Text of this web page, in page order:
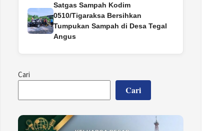
Satgas Sampah Kodim
0510/Tigaraksa Bersihkan
Tumpukan Sampah di Desa Tegal
Angus
Cari
Cari